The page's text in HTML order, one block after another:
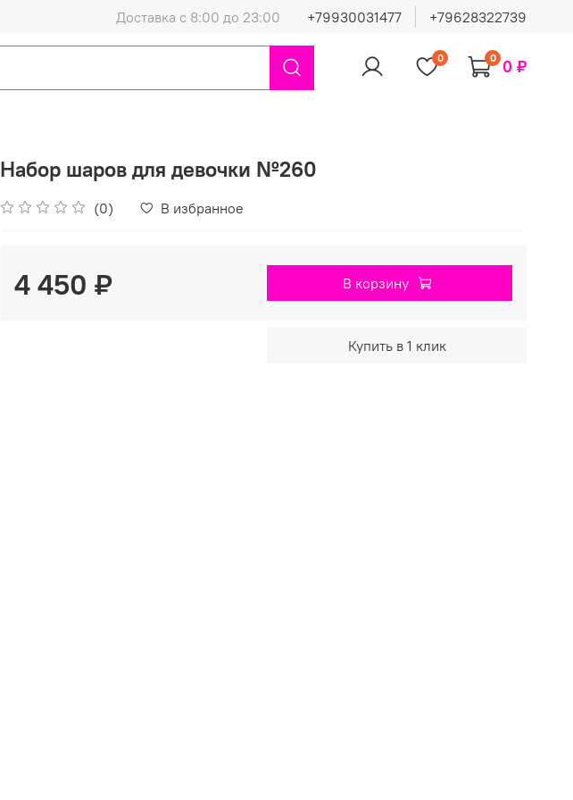
Доставка с 8:00 до 23:00 +79930031477 +79628322739
0 0 0 ₽
Набор шаров для девочки №260
(0) В избранное
4 450 ₽ В корзину
Купить в 1 клик